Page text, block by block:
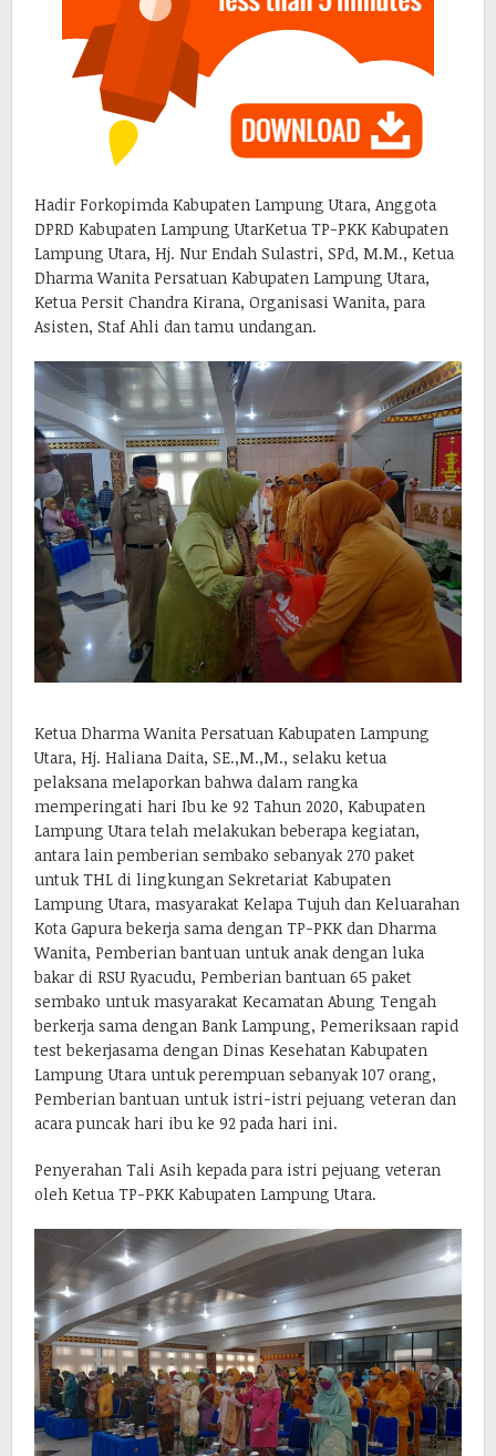
Hadir Forkopimda Kabupaten Lampung Utara, Anggota
DPRD Kabupaten Lampung UtarKetua TP-PKK Kabupaten
Lampung Utara, Hj. Nur Endah Sulastri, SPd, M.M., Ketua
Dharma Wanita Persatuan Kabupaten Lampung Utara,
Ketua Persit Chandra Kirana, Organisasi Wanita, para
Asisten, Staf Ahli dan tamu undangan.
Ketua Dharma Wanita Persatuan Kabupaten Lampung
Utara, Hj. Haliana Daita, SE.,M.,M., selaku ketua
pelaksana melaporkan bahwa dalam rangka
memperingati hari Ibu ke 92 Tahun 2020, Kabupaten
Lampung Utara telah melakukan beberapa kegiatan,
antara lain pemberian sembako sebanyak 270 paket
untuk THL di lingkungan Sekretariat Kabupaten
Lampung Utara, masyarakat Kelapa Tujuh dan Keluarahan
Kota Gapura bekerja sama dengan TP-PKK dan Dharma
Wanita, Pemberian bantuan untuk anak dengan luka
bakar di RSU Ryacudu, Pemberian bantuan 65 paket
sembako untuk masyarakat Kecamatan Abung Tengah
berkerja sama dengan Bank Lampung, Pemeriksaan rapid
test bekerjasama dengan Dinas Kesehatan Kabupaten
Lampung Utara untuk perempuan sebanyak 107 orang,
Pemberian bantuan untuk istri-istri pejuang veteran dan
acara puncak hari ibu ke 92 pada hari ini.
Penyerahan Tali Asih kepada para istri pejuang veteran
oleh Ketua TP-PKK Kabupaten Lampung Utara.